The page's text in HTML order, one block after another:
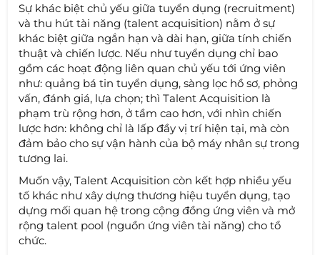
Sự khác biệt chủ yếu giữa tuyển dụng (recruitment)
và thu hút tài năng (talent acquisition) nằm ở sự
khác biệt giữa ngắn hạn và dài hạn, giữa tính chiến
thuật và chiến lược. Nếu như tuyển dụng chỉ bao
gồm các hoạt động liên quan chủ yếu tới ứng viên
như: quảng bá tin tuyển dụng, sàng lọc hồ sơ, phỏng
vấn, đánh giá, lựa chọn; thì Talent Acquisition là
phạm trù rộng hơn, ở tầm cao hơn, với nhìn chiến
lược hơn: không chỉ là lấp đầy vị trí hiện tại, mà còn
đảm bảo cho sự vận hành của bộ máy nhân sự trong
tương lai.
Muốn vậy, Talent Acquisition còn kết hợp nhiều yếu
tố khác như xây dựng thương hiệu tuyển dụng, tạo
dựng mối quan hệ trong cộng đồng ứng viên và mở
rộng talent pool (nguồn ứng viên tài năng) cho tổ
chức.